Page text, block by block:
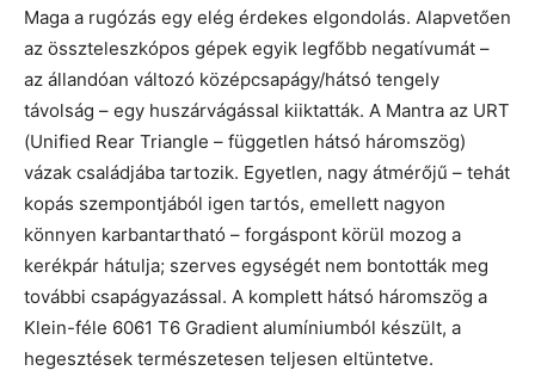
Maga a rugózás egy elég érdekes elgondolás. Alapvetően
az összteleszkópos gépek egyik legfőbb negatívumát –
az állandóan változó középcsapágy/hátsó tengely
távolság – egy huszárvágással kiiktatták. A Mantra az URT
(Unified Rear Triangle – független hátsó háromszög)
vázak családjába tartozik. Egyetlen, nagy átmérőjű – tehát
kopás szempontjából igen tartós, emellett nagyon
könnyen karbantartható – forgáspont körül mozog a
kerékpár hátulja; szerves egységét nem bontották meg
további csapágyazással. A komplett hátsó háromszög a
Klein-féle 6061 T6 Gradient alumíniumból készült, a
hegesztések természetesen teljesen eltüntetve.